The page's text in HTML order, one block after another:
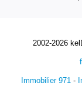
2002-2026
Immobilier 971 -